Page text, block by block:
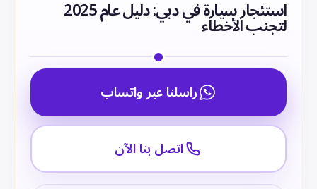
استئجار سيارة في دبي: دليل عام 2025 لتجنب الأخطاء
راسلنا عبر واتساب
اتصل بنا الآن